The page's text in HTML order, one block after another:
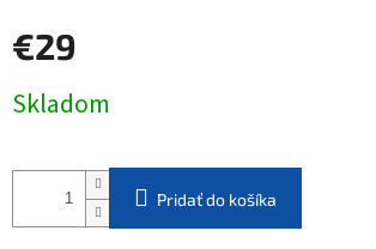
€29
cena:
Skladom
Pridať do košíka